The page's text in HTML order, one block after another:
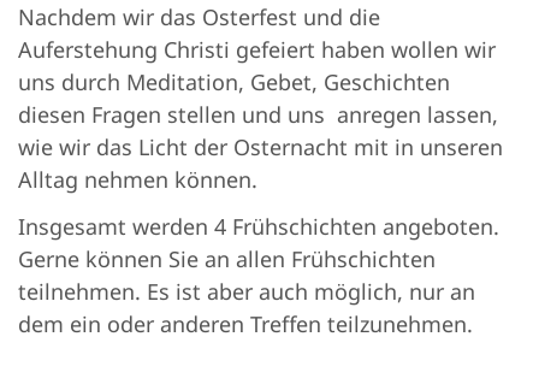
Nachdem wir das Osterfest und die
Auferstehung Christi gefeiert haben wollen wir
uns durch Meditation, Gebet, Geschichten
diesen Fragen stellen und uns anregen lassen,
wie wir das Licht der Osternacht mit in unseren
Alltag nehmen können.
Insgesamt werden 4 Frühschichten angeboten.
Gerne können Sie an allen Frühschichten
teilnehmen. Es ist aber auch möglich, nur an
dem ein oder anderen Treffen teilzunehmen.